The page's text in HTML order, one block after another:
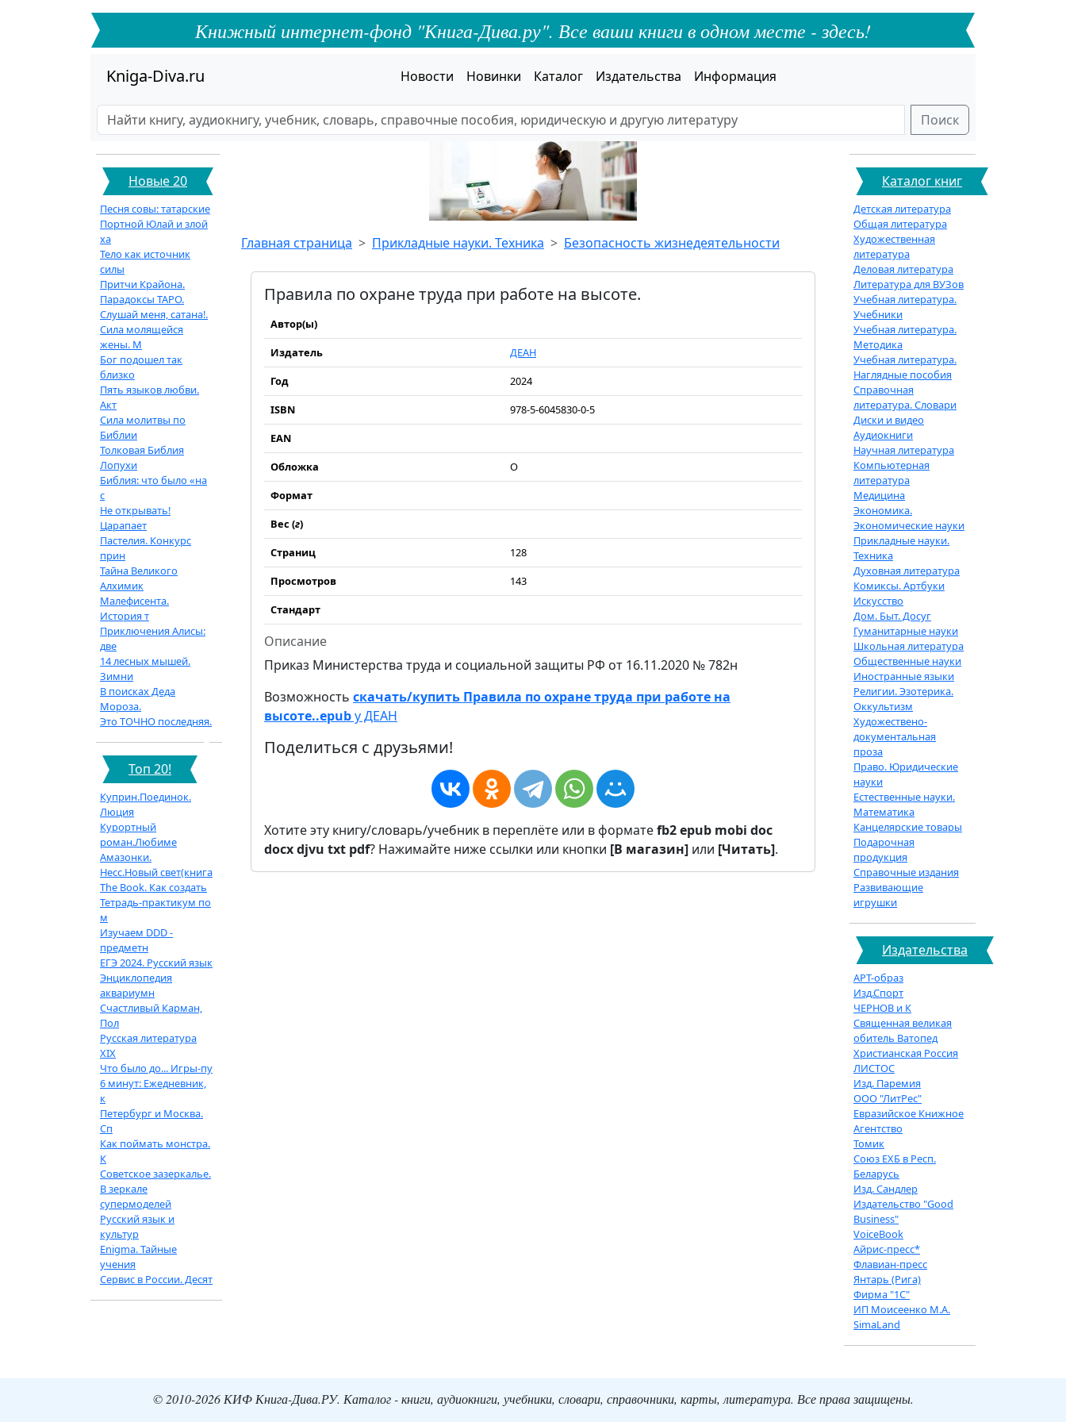
Книжный интернет-фонд "Книга-Дива.ру". Все ваши книги в одном месте - здесь!
Kniga-Diva.ru Новости Новинки Каталог Издательства Информация
Поиск
Новые 20
Песня совы: татарские
Портной Юлай и злой
ха
Тело как источник
силы
Притчи Крайона.
Парадоксы ТАРО.
Слушай меня, сатана!.
Сила молящейся
жены. М
Бог подошел так
близко
Пять языков любви.
Акт
Сила молитвы по
Библии
Толковая Библия
Лопухи
Библия: что было «на
с
Не открывать!
Царапает
Пастелия. Конкурс
прин
Тайна Великого
Алхимик
Малефисента.
История т
Приключения Алисы:
две
14 лесных мышей.
Зимни
В поисках Деда
Мороза.
Это ТОЧНО последняя.
Топ 20!
Куприн.Поединок.
Люция
Курортный
роман.Любиме
Амазонки.
Несс.Новый свет(книга
The Book. Как создать
Тетрадь-практикум по
м
Изучаем DDD -
предметн
ЕГЭ 2024. Русский язык
Энциклопедия
аквариумн
Счастливый Карман,
Пол
Русская литература
XIX
Что было до... Игры-пу
6 минут: Ежедневник,
к
Петербург и Москва.
Сп
Как поймать монстра.
К
Советское зазеркалье.
В зеркале
супермоделей
Русский язык и
культур
Enigma. Тайные
учения
Сервис в России. Десят
Главная страница Прикладные науки. Техника Безопасность жизнедеятельности
Правила по охране труда при работе на высоте.
Автор(ы)
Издатель
ДЕАН
Год
2024
ISBN
978-5-6045830-0-5
EAN
Обложка
О
Формат
Вес (г)
Страниц
128
Просмотров
143
Стандарт
Описание
Приказ Министерства труда и социальной защиты РФ от 16.11.2020 № 782н
Возможность скачать/купить Правила по охране труда при работе на
высоте..epubу ДЕАН
Поделиться с друзьями!
Хотите эту книгу/словарь/учебник в переплёте или в форматеfb2epub mobi doc
docxdjvu txt pdf? Нажимайте ниже ссылки или кнопки [В магазин] или [Читать].
Каталог книг
Детская литература
Общая литература
Художественная
литература
Деловая литература
Литература для ВУЗов
Учебная литература.
Учебники
Учебная литература.
Методика
Учебная литература.
Наглядные пособия
Справочная
литература. Словари
Диски и видео
Аудиокниги
Научная литература
Компьютерная
литература
Медицина
Экономика.
Экономические науки
Прикладные науки.
Техника
Духовная литература
Комиксы. Артбуки
Искусство
Дом. Быт. Досуг
Гуманитарные науки
Школьная литература
Общественные науки
Иностранные языки
Религии. Эзотерика.
Оккультизм
Художествено-
документальная
проза
Право. Юридические
науки
Естественные науки.
Математика
Канцелярские товары
Подарочная
продукция
Справочные издания
Развивающие
игрушки
Издательства
АРТ-образ
Изд.Спорт
ЧЕРНОВ и К
Священная великая
обитель Ватопед
Христианская Россия
ЛИСТОС
Изд. Паремия
ООО "ЛитРес"
Евразийское Книжное
Агентство
Томик
Союз ЕХБ в Респ.
Беларусь
Изд. Сандлер
Издательство "Good
Business"
VoiceBook
Айрис-пресс*
Флавиан-пресс
Янтарь (Рига)
Фирма "1С"
ИП Моисеенко М.А.
SimaLand
© 2010-2026 КИФ Книга-Дива.РУ. Каталог - книги, аудиокниги, учебники, словари, справочники, карты, литература. Все права защищены.